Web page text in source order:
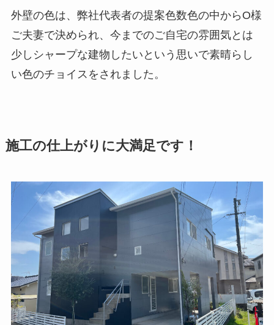
外壁の色は、弊社代表者の提案色数色の中からO様
ご夫妻で決められ、今までのご自宅の雰囲気とは
少しシャープな建物したいという思いで素晴らし
い色のチョイスをされました。
施工の仕上がりに大満足です！